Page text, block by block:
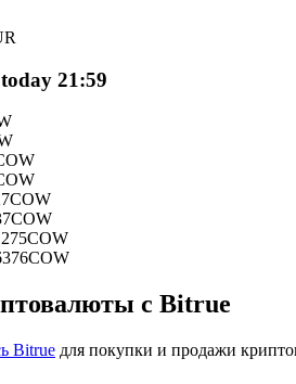
прибыли и комиссиями за
21:59
COW
COW
COW
COW
с Bitrue
Bitrue для покупки и продажи